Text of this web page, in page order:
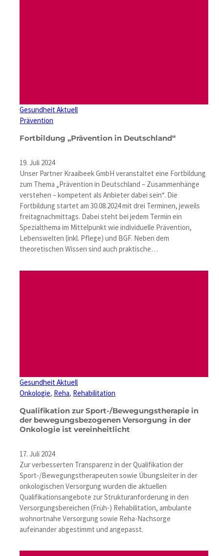
Gesundheit Aktuell
Prävention
Fortbildung „Prävention in Deutschland“
19. Juli 2024
Unser Partner Kraaibeek GmbH veranstaltet eine Fortbildung
zum Thema „Prävention in Deutschland – Zusammenhänge
verstehen – kompetent als Anbieter dabei sein“. Die
Fortbildung startet am 30.08.2024 mit drei Terminen, jeweils
freitagnachmittags. Dabei steht bei jedem Termin ein
Spezialthema im Mittelpunkt wie individuelle Prävention,
Lebenswelten (inkl. Pflege) und BGF. Neben dem
theoretischen Wissen sind auch praktische…
Gesundheit Aktuell
Onkologie, Reha, Rehabilitation
Qualifikation zur Sport-/Bewegungstherapie in
der bewegungsbezogenen Versorgung in der
Onkologie ist vereinheitlicht
17. Juli 2024
Zur verbesserten Transparenz in der Qualifikation der
Sport-/Bewegungstherapeuten sowie Übungsleiter in der
onkologischen Versorgung wurden die aktuellen
Qualifikationsangebote zur Strukturanforderung in den
Versorgungsbereichen (Früh-) Rehabilitation, ambulante
wohnortnahe Versorgung sowie Reha-Nachsorge
aufeinander abgestimmt und angepasst.